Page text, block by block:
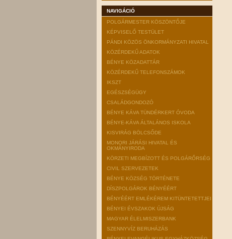
NAVIGÁCIÓ
POLGÁRMESTER KÖSZÖNTŐJE
KÉPVISELŐ TESTÜLET
PÁNDI KÖZÖS ÖNKORMÁNYZATI HIVATAL
KÖZÉRDEKŰ ADATOK
BÉNYE KÖZADATTÁR
KÖZÉRDEKŰ TELEFONSZÁMOK
IKSZT
EGÉSZSÉGÜGY
CSALÁDGONDOZÓ
BÉNYE KÁVA TÜNDÉRKERT ÓVODA
BÉNYE-KÁVA ÁLTALÁNOS ISKOLA
KISVIRÁG BÖLCSŐDE
MONORI JÁRÁSI HIVATAL ÉS
OKMÁNYIRODA
KÖRZETI MEGBÍZOTT ÉS POLGÁRŐRSÉG
CIVIL SZERVEZETEK
BÉNYE KÖZSÉG TÖRTÉNETE
DÍSZPOLGÁROK BÉNYÉÉRT
BÉNYÉÉRT EMLÉKÉREM KITÜNTETETTJEI
BÉNYEI ÉVSZAKOK ÚJSÁG
MAGYAR ÉLELMISZERBANK
SZENNYVÍZ BERUHÁZÁS